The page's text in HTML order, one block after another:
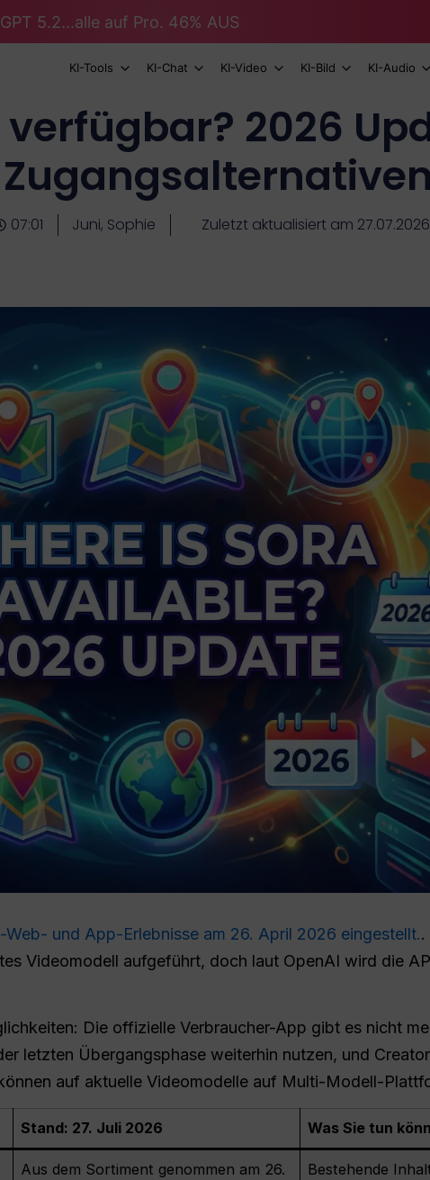
5.2...alle auf Pro. 46% AUS
KI-Tools KI-Chat KI-Video KI-Bild KI-Audio
2026
07:01 Juni, Sophie Zuletzt aktualisiert am 27.07.2026
Web- und App-Erlebnisse am 26. April 2026 eingestellt..
Videomodell aufgeführt, doch laut OpenAI wird die
Die offizielle Verbraucher-App gibt es nicht
letzten Übergangsphase weiterhin nutzen, und
auf aktuelle Videomodelle auf Multi-Modell-
Stand: 27. Juli 2026 Was Sie tun
Aus dem Sortiment genommen am 26.
Bestehende